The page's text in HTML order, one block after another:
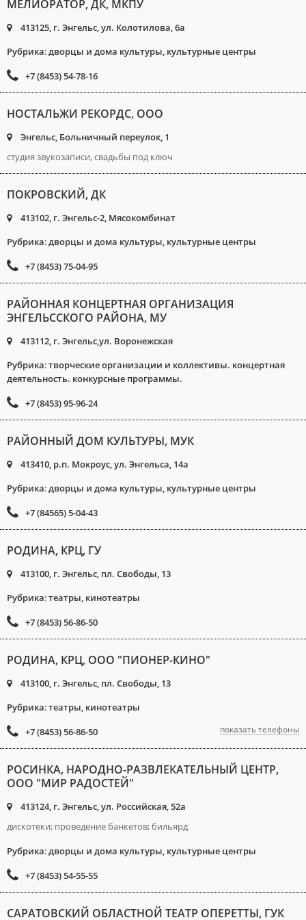
МЕЛИОРАТОР, ДК, МКПУ
413125, г. Энгельс, ул. Колотилова, 6а
Рубрика:дворцы и дома культуры, культурные центры
+7 (8453) 54-78-16
НОСТАЛЬЖИ РЕКОРДС, ООО
Энгельс, Больничный переулок, 1
студия звукозаписи, свадьбы под ключ
ПОКРОВСКИЙ, ДК
413102, г. Энгельс-2, Мясокомбинат
Рубрика:дворцы и дома культуры, культурные центры
+7 (8453) 75-04-95
РАЙОННАЯ КОНЦЕРТНАЯ ОРГАНИЗАЦИЯ
ЭНГЕЛЬССКОГО РАЙОНА, МУ
413112, г. Энгельс,ул. Воронежская
Рубрика:творческие организации и коллективы. концертная
деятельность. конкурсные программы.
+7 (8453) 95-96-24
РАЙОННЫЙ ДОМ КУЛЬТУРЫ, МУК
413410, р.п. Мокроус, ул. Энгельса, 14а
Рубрика:дворцы и дома культуры, культурные центры
+7 (84565) 5-04-43
РОДИНА, КРЦ, ГУ
413100, г. Энгельс, пл. Свободы, 13
Рубрика:театры, кинотеатры
+7 (8453) 56-86-50
РОДИНА, КРЦ, ООО "ПИОНЕР-КИНО"
413100, г. Энгельс, пл. Свободы, 13
Рубрика:театры, кинотеатры
+7 (8453) 56-86-50
показать телефоны
РОСИНКА, НАРОДНО-РАЗВЛЕКАТЕЛЬНЫЙ ЦЕНТР,
ООО "МИР РАДОСТЕЙ"
413124, г. Энгельс, ул. Российская, 52а
дискотеки; проведение банкетов; бильярд
Рубрика:дворцы и дома культуры, культурные центры
+7 (8453) 54-55-55
САРАТОВСКИЙ ОБЛАСТНОЙ ТЕАТР ОПЕРЕТТЫ, ГУК